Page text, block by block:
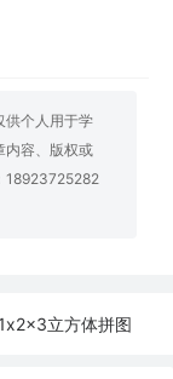
供个人用于学
内容、版权或
18923725282
1x2x3立方体拼图